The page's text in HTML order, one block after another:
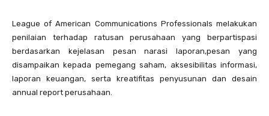
League of American Communications Professionals melakukan
penilaian terhadap ratusan perusahaan yang berpartispasi
berdasarkan kejelasan pesan narasi laporan,pesan yang
disampaikan kepada pemegang saham, aksesibilitas informasi,
laporan keuangan, serta kreatifitas penyusunan dan desain
annual report perusahaan.